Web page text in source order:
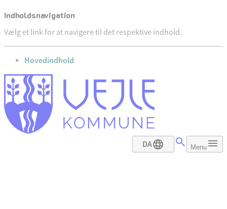
Indholdsnavigation
Vælg et link for at navigere til det respektive indhold.
gå til
Hovedindhold
DA Menu